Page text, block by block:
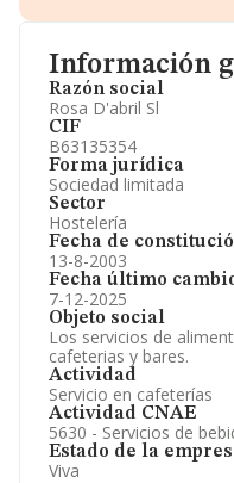
Información
Razón social
Rosa D'abril Sl
CIF
B63135354
Forma jurídica
Sociedad limitada
Sector
Hostelería
Fecha de
13-8-2003
Fecha último
7-12-2025
Objeto social
Los servicios de
cafeterias y bares.
Actividad
Servicio en cafeterías
Actividad CNAE
5630 - Servicios de
Estado de la
Viva
Información oficial